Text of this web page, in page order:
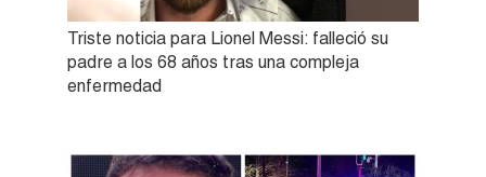
Triste noticia para Lionel Messi: falleció su
padre a los 68 años tras una compleja
enfermedad